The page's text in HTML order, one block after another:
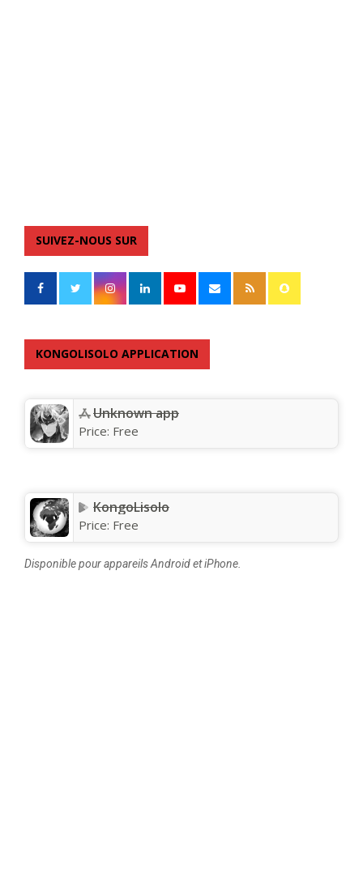
SUIVEZ-NOUS SUR
KONGOLISOLO APPLICATION
Unknown app
Price: Free
KongoLisolo
Price: Free
Disponible pour appareils Android et iPhone.